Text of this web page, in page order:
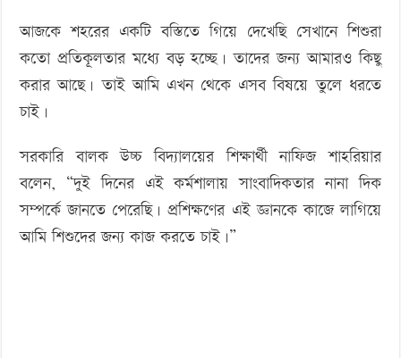
আজকে শহরের একটি বস্তিতে গিয়ে দেখেছি সেখানে শিশুরা
কতো প্রতিকূলতার মধ্যে বড় হচ্ছে। তাদের জন্য আমারও কিছু
করার আছে। তাই আমি এখন থেকে এসব বিষয়ে তুলে ধরতে
চাই।
সরকারি বালক উচ্চ বিদ্যালয়ের শিক্ষার্থী নাফিজ শাহরিয়ার
বলেন, “দুই দিনের এই কর্মশালায় সাংবাদিকতার নানা দিক
সম্পর্কে জানতে পেরেছি। প্রশিক্ষণের এই জ্ঞানকে কাজে লাগিয়ে
আমি শিশুদের জন্য কাজ করতে চাই।”